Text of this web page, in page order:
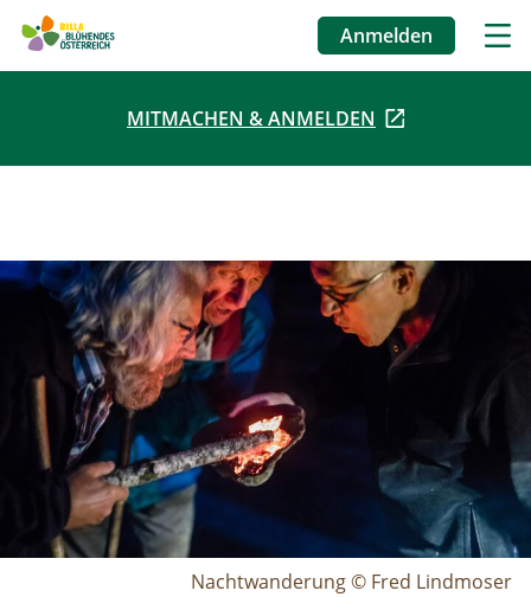
Direkt
Benutzermenü
Anmelden
MITMACHEN & ANMELDEN
Nachtwanderung © Fred Lindmoser